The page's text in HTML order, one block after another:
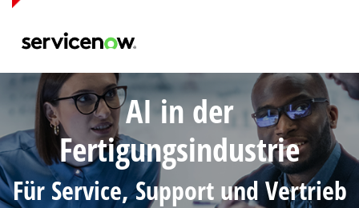
AI in der
Fertigungsindustrie
Für Service, Support und Vertrieb